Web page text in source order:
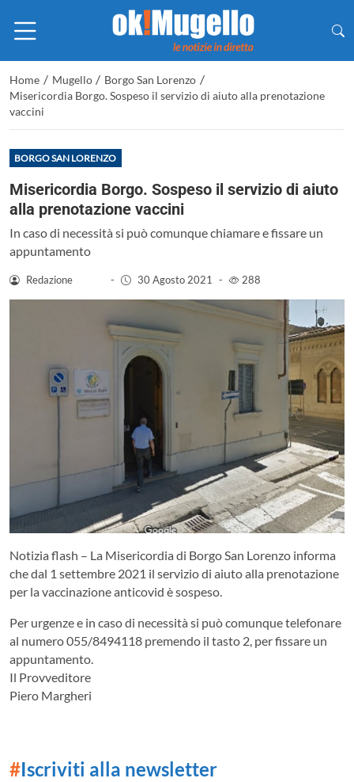
Home / Mugello / Borgo San Lorenzo /
Misericordia Borgo. Sospeso il servizio di aiuto alla prenotazione
vaccini
BORGO SAN LORENZO
Misericordia Borgo. Sospeso il servizio di aiuto
alla prenotazione vaccini
In caso di necessità si può comunque chiamare e fissare un
appuntamento
Redazione - 30 Agosto 2021 - 288
Notizia flash – La Misericordia di Borgo San Lorenzo informa
che dal 1 settembre 2021 il servizio di aiuto alla prenotazione
per la vaccinazione anticovid è sospeso.
Per urgenze e in caso di necessità si può comunque telefonare
al numero 055/8494118 premendo il tasto 2, per fissare un
appuntamento.
Il Provveditore
Piero Margheri
#Iscriviti alla newsletter